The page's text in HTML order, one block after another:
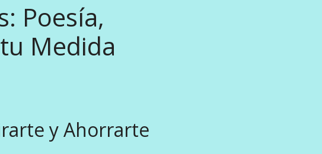
Poesía,
Medida
y Ahorrarte